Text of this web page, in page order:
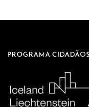
PROGRAMA